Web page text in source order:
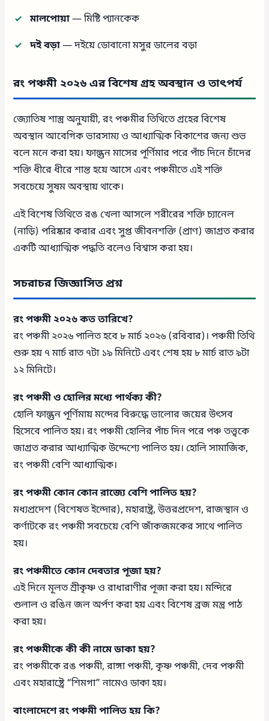
মালপোয়া— মিষ্টি প্যানকেক
দই বড়া— দইয়ে ডোবানো মসুর ডালের বড়া
রং পঞ্চমী ২০২৬ এর বিশেষ গ্রহ অবস্থান ও তাৎপর্য
জ্যোতিষ শাস্ত্র অনুযায়ী, রং পঞ্চমীর তিথিতে গ্রহের বিশেষ
অবস্থান আবেগিক ভারসাম্য ও আধ্যাত্মিক বিকাশের জন্য শুভ
বলে মনে করা হয়। ফাল্গুন মাসের পূর্ণিমার পরে পাঁচ দিনে চাঁদের
শক্তি ধীরে ধীরে শান্ত হয়ে আসে এবং পঞ্চমীতে এই শক্তি
সবচেয়ে সুষম অবস্থায় থাকে।
এই বিশেষ তিথিতে রঙ খেলা আসলে শরীরের শক্তি চ্যানেল
(নাড়ি) পরিষ্কার করার এবং সুপ্ত জীবনশক্তি (প্রাণ) জাগ্রত করার
একটি আধ্যাত্মিক পদ্ধতি বলেও বিশ্বাস করা হয়।
সচরাচর জিজ্ঞাসিত প্রশ্ন
রং পঞ্চমী ২০২৬ কত তারিখে?
রং পঞ্চমী ২০২৬ পালিত হবে ৮ মার্চ ২০২৬ (রবিবার)। পঞ্চমী তিথি
শুরু হয় ৭ মার্চ রাত ৭টা ১৯ মিনিটে এবং শেষ হয় ৮ মার্চ রাত ৯টা
১২ মিনিটে।
রং পঞ্চমী ও হোলির মধ্যে পার্থক্য কী?
হোলি ফাল্গুন পূর্ণিমায় মন্দের বিরুদ্ধে ভালোর জয়ের উৎসব
হিসেবে পালিত হয়। রং পঞ্চমী হোলির পাঁচ দিন পরে পঞ্চ তত্ত্বকে
জাগ্রত করার আধ্যাত্মিক উদ্দেশ্যে পালিত হয়। হোলি সামাজিক,
রং পঞ্চমী বেশি আধ্যাত্মিক।
রং পঞ্চমী কোন কোন রাজ্যে বেশি পালিত হয়?
মধ্যপ্রদেশ (বিশেষত ইন্দোর), মহারাষ্ট্র, উত্তরপ্রদেশ, রাজস্থান ও
কর্ণাটকে রং পঞ্চমী সবচেয়ে বেশি জাঁকজমকের সাথে পালিত
হয়।
রং পঞ্চমীতে কোন দেবতার পূজা হয়?
এই দিনে মূলত শ্রীকৃষ্ণ ও রাধারাণীর পূজা করা হয়। মন্দিরে
গুলাল ও রঙিন জল অর্পণ করা হয় এবং বিশেষ ব্রজ মন্ত্র পাঠ
করা হয়।
রং পঞ্চমীকে কী কী নামে ডাকা হয়?
রং পঞ্চমীকে রঙ পঞ্চমী, রাঙ্গা পঞ্চমী, কৃষ্ণ পঞ্চমী, দেব পঞ্চমী
এবং মহারাষ্ট্রে “শিমগা” নামেও ডাকা হয়।
বাংলাদেশে রং পঞ্চমী পালিত হয় কি?